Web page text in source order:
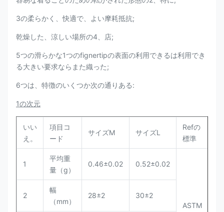
3の柔らかく、快適で、よい摩耗抵抗;
乾燥した、涼しい場所の4、店;
5つの滑らかな1つのfignertipの表面の利用できるは利用でき
る大きい要求ならまた織った;
6つは、特徴のいくつか次の通りある:
1の次元
いい
え。
項目コ
ード
サイズM サイズL
Refの
標準
1
平均重
量（g）
0.46±0.02 0.52±0.02
ASTM
2
幅
（mm）
28±2 30±2